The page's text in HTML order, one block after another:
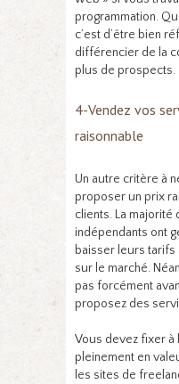
programmation.
c’est d’être bien
différencier de la
plus de prospects.
4-Vendez vos
raisonnable
Un autre critère à
proposer un prix
clients. La majorité
indépendants ont
baisser leurs tarifs
sur le marché.
pas forcément
proposez des
Vous devez fixer à
pleinement en
les sites de